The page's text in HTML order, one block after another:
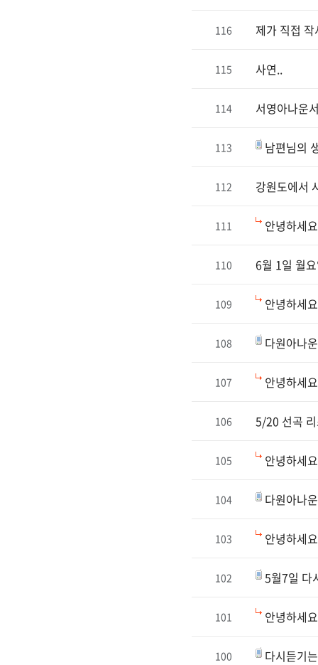
116 제가 직접
115 사연..
114 서영아나운
113 남편님의
112 강원도에서
111 안녕하세
110 6월 1일 월
109 안녕하세
108 다원아나
107 안녕하세
106 5/20 선곡
105 안녕하세
104 다원아나
103 안녕하세
102 5월7일 다
101 안녕하세
100 다시듣기